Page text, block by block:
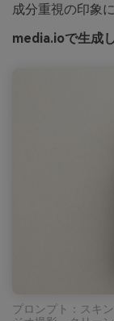
成分重視の印象に
media.ioで生成
プロンプト：スキ